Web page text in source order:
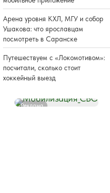
Арена уровня КХЛ, МГУ и собор
Ушакова: что ярославцам
посмотреть в Саранске
Путешествуем с «Локомотивом»:
посчитали, сколько стоит
хоккейный выезд
Реклама